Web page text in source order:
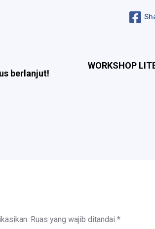
berlanjut!
WORKSHOP
Ruas yang wajib ditandai *